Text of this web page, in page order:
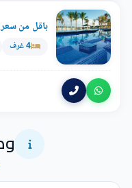
باقل من
4 غرف